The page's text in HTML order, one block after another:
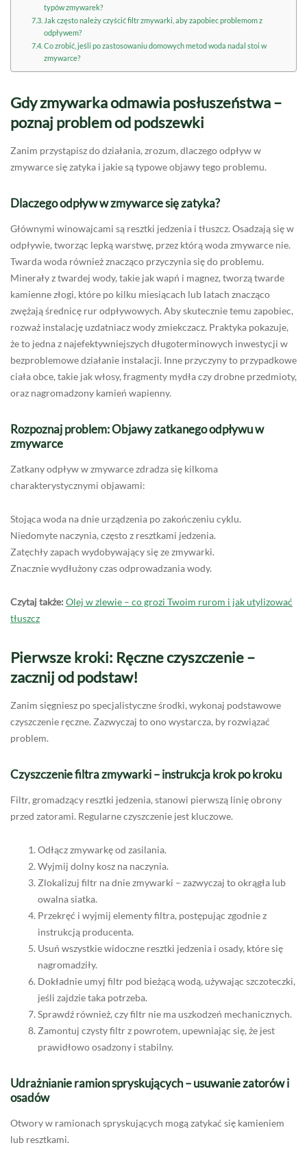
typów zmywarek?
Jak często należy czyścić filtr zmywarki, aby zapobiec problemom z
odpływem?
Co zrobić, jeśli po zastosowaniu domowych metod woda nadal stoi w
zmywarce?
Gdy zmywarka odmawia posłuszeństwa –
poznaj problem od podszewki
Zanim przystąpisz do działania, zrozum, dlaczego odpływ w
zmywarce się zatyka i jakie są typowe objawy tego problemu.
Dlaczego odpływ w zmywarce się zatyka?
Głównymi winowajcami są resztki jedzenia i tłuszcz. Osadzają się w
odpływie, tworząc lepką warstwę, przez którą woda zmywarce nie.
Twarda woda również znacząco przyczynia się do problemu.
Minerały z twardej wody, takie jak wapń i magnez, tworzą twarde
kamienne złogi, które po kilku miesiącach lub latach znacząco
zwężają średnicę rur odpływowych. Aby skutecznie temu zapobiec,
rozważ instalację uzdatniacz wody zmiekczacz. Praktyka pokazuje,
że to jedna z najefektywniejszych długoterminowych inwestycji w
bezproblemowe działanie instalacji. Inne przyczyny to przypadkowe
ciała obce, takie jak włosy, fragmenty mydła czy drobne przedmioty,
oraz nagromadzony kamień wapienny.
Rozpoznaj problem: Objawy zatkanego odpływu w
zmywarce
Zatkany odpływ w zmywarce zdradza się kilkoma
charakterystycznymi objawami:
Stojąca woda na dnie urządzenia po zakończeniu cyklu.
Niedomyte naczynia, często z resztkami jedzenia.
Zatęchły zapach wydobywający się ze zmywarki.
Znacznie wydłużony czas odprowadzania wody.
Czytaj także: Olej w zlewie – co grozi Twoim rurom i jak utylizować
tłuszcz
Pierwsze kroki: Ręczne czyszczenie –
zacznij od podstaw!
Zanim sięgniesz po specjalistyczne środki, wykonaj podstawowe
czyszczenie ręczne. Zazwyczaj to ono wystarcza, by rozwiązać
problem.
Czyszczenie filtra zmywarki – instrukcja krok po kroku
Filtr, gromadzący resztki jedzenia, stanowi pierwszą linię obrony
przed zatorami. Regularne czyszczenie jest kluczowe.
Odłącz zmywarkę od zasilania.
Wyjmij dolny kosz na naczynia.
Zlokalizuj filtr na dnie zmywarki – zazwyczaj to okrągła lub
owalna siatka.
Przekręć i wyjmij elementy filtra, postępując zgodnie z
instrukcją producenta.
Usuń wszystkie widoczne resztki jedzenia i osady, które się
nagromadziły.
Dokładnie umyj filtr pod bieżącą wodą, używając szczoteczki,
jeśli zajdzie taka potrzeba.
Sprawdź również, czy filtr nie ma uszkodzeń mechanicznych.
Zamontuj czysty filtr z powrotem, upewniając się, że jest
prawidłowo osadzony i stabilny.
Udrażnianie ramion spryskujących – usuwanie zatorów i
osadów
Otwory w ramionach spryskujących mogą zatykać się kamieniem
lub resztkami.